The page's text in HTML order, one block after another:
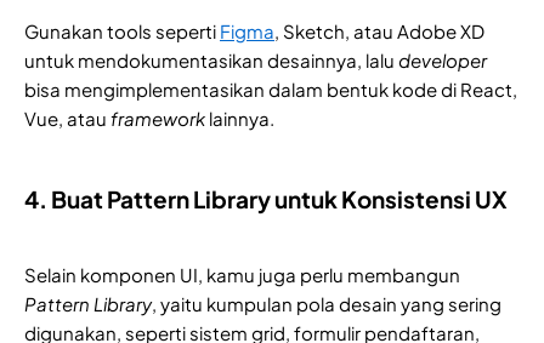
Gunakan tools seperti Figma, Sketch, atau Adobe XD
untuk mendokumentasikan desainnya, lalu developer
bisa mengimplementasikan dalam bentuk kode di React,
Vue, atau framework lainnya.
4. Buat Pattern Library untuk Konsistensi UX
Selain komponen UI, kamu juga perlu membangun
Pattern Library, yaitu kumpulan pola desain yang sering
digunakan, seperti sistem grid, formulir pendaftaran,